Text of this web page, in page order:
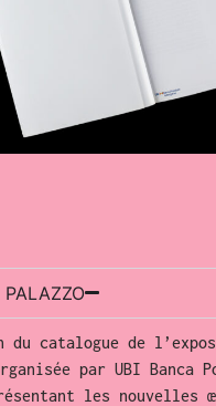
du catalogue de
par UBI Banca
les nouvelles